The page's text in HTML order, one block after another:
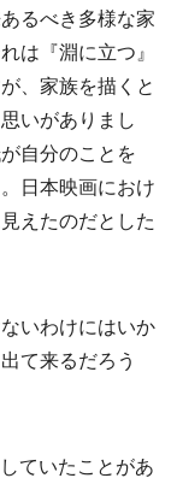
るべき多様な家
は『淵に立つ』
、家族を描くと
いがありまし
自分のことを
日本映画におけ
えたのだとした
いわけにはいか
て来るだろう
ていたことがあ